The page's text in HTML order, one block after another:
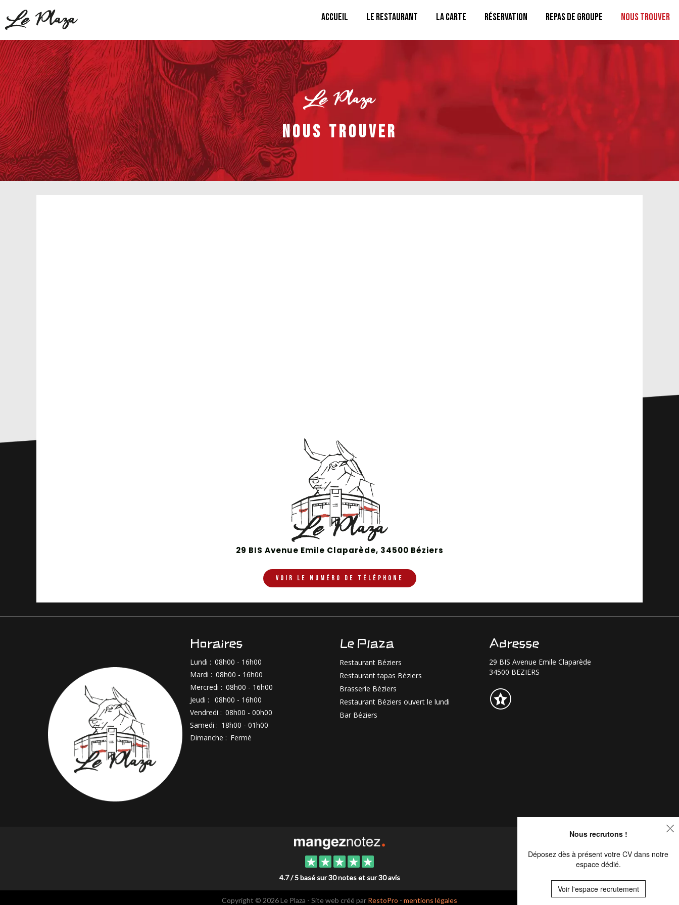
Accueil Le restaurant La carte Réservation Repas de groupe Nous trouver
NOUS TROUVER
29 BIS Avenue Emile Claparède, 34500 Béziers
VOIR LE NUMÉRO DE TÉLÉPHONE
Horaires
Lundi : 08h00 - 16h00
Mardi : 08h00 - 16h00
Mercredi : 08h00 - 16h00
Jeudi :
08h00 - 16h00
Vendredi : 08h00 - 00h00
Samedi : 18h00 - 01h00
Dimanche : Fermé
Le Plaza
Restaurant Béziers
Restaurant tapas Béziers
Brasserie Béziers
Restaurant Béziers ouvert le lundi
Bar Béziers
Adresse
29 BIS Avenue Emile Claparède
34500 BEZIERS
4.7 / 5 basé sur 30 notes et sur 30 avis
Copyright © 2026 Le Plaza - Site web créé par RestoPro - mentions légales
Nous recrutons !
Déposez dès à présent votre CV dans notre
espace dédié.
Voir l'espace recrutement